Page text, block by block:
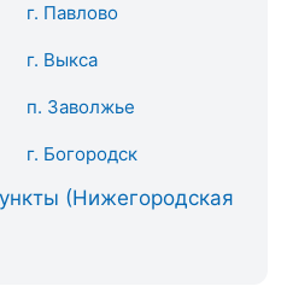
г. Павлово
г. Выкса
п. Заволжье
г. Богородск
(Нижегородская